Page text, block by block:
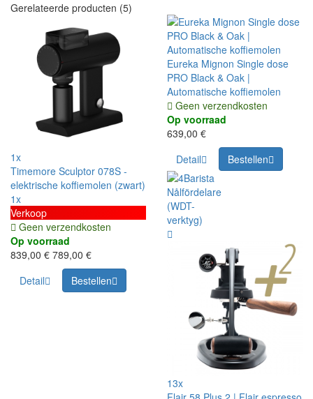
Gerelateerde producten (5)
1x
Timemore Sculptor 078S -
elektrische koffiemolen (zwart)
1x
Verkoop
Geen verzendkosten
Op voorraad
839,00 € 789,00 €
Detail
Bestellen
Eureka Mignon Single dose
PRO Black & Oak |
Automatische koffiemolen
Geen verzendkosten
Op voorraad
639,00 €
Detail
Bestellen
13x